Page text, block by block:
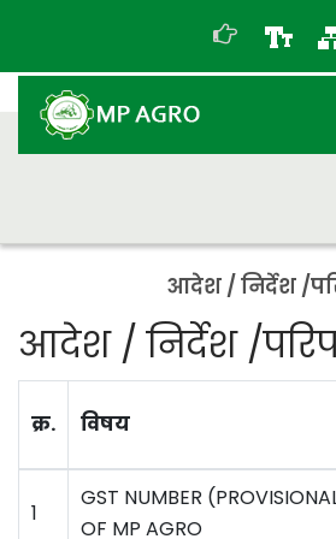
आदेश / निर्देश /
आदेश / निर्देश /
क्र. विषय
1
GST NUMBER
OF MP AGRO